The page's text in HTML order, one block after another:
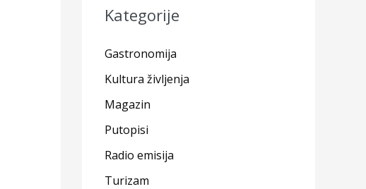
Kategorije
Gastronomija
Kultura življenja
Magazin
Putopisi
Radio emisija
Turizam